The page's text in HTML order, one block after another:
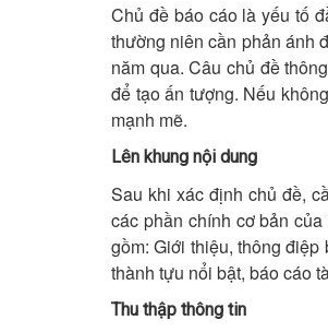
Chủ đề báo cáo là yếu tố
thường niên cần phản ánh
năm qua. Câu chủ đề
để tạo ấn tượng. Nếu
mạnh mẽ.
Lên khung nội dung
Sau khi xác định chủ đề,
các phần chính cơ bản
gồm: Giới thiệu, thông
thành tựu nổi bật, báo cáo
Thu thập thông tin